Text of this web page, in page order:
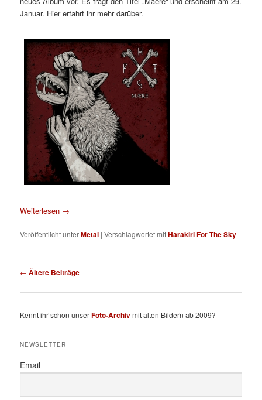
Januar. Hier erfahrt ihr mehr darüber.
Weiterlesen →
Veröffentlicht unterMetal |Verschlagwortet mitHarakiri For The Sky
Beitragsnavigation
← Ältere Beiträge
Kennt ihr schon unserFoto-Archivmit alten Bildern ab 2009?
NEWSLETTER
Email